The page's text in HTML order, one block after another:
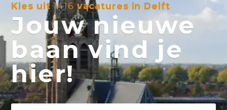
Kies uit1416 vacatures in Delft
Jouw nieuwe
baan vind je
hier!